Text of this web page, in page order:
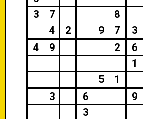
3
7 8
4
2 9 7
3
4
9 2
6
1
5
1
3
6
9
3